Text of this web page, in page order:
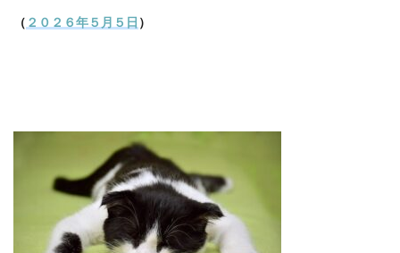
（ ２０２６年５月５日 ）